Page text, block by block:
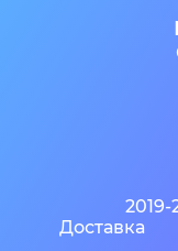
Доставка